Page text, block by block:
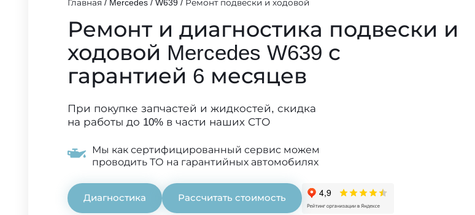
Главная / Mercedes / W639 / Ремонт подвески и ходовой
Ремонт и диагностика подвески и
ходовой Mercedes W639 с
гарантией 6 месяцев
При покупке запчастей и жидкостей, скидка
на работы до 10% в части наших СТО
Мы как сертифицированный сервис можем
проводить ТО на гарантийных автомобилях
Диагностика Рассчитать стоимость